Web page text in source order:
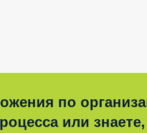
по
или знаете,